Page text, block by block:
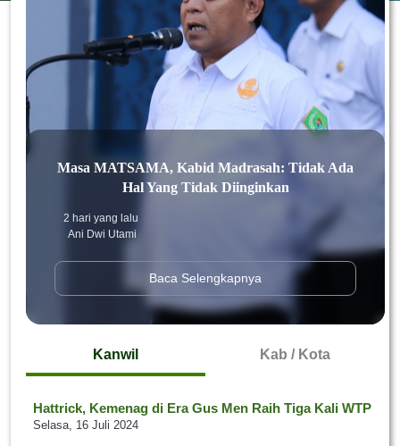
Masa MATSAMA, Kabid Madrasah: Tidak Ada
Hal Yang Tidak Diinginkan
2 hari yang lalu
Ani Dwi Utami
Baca Selengkapnya
Kanwil Kab / Kota
Hattrick, Kemenag di Era Gus Men Raih Tiga Kali WTP
Selasa, 16 Juli 2024